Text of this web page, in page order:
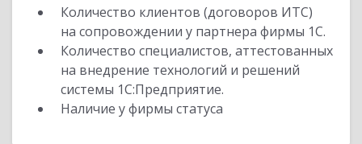
Количество клиентов (договоров ИТС)
на сопровождении у партнера фирмы 1С.
Количество специалистов, аттестованных
на внедрение технологий и решений
системы 1С:Предприятие.
Наличие у фирмы статуса